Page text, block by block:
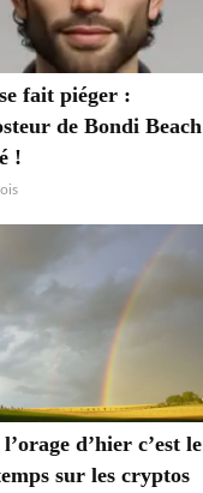
fait piéger :
de Bondi Beach
!
d’hier c’est le
sur les cryptos